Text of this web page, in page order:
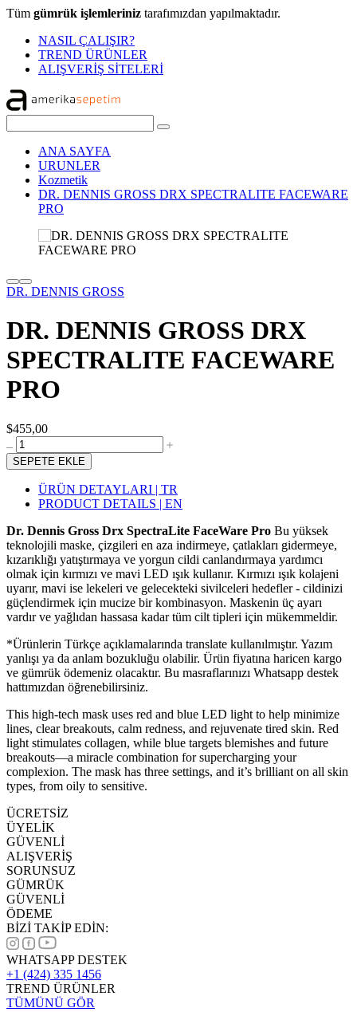
Tüm gümrük işlemleriniz tarafımızdan yapılmaktadır.
NASIL ÇALIŞIR?
TREND ÜRÜNLER
ALIŞVERİŞ SİTELERİ
ANA SAYFA
URUNLER
Kozmetik
DR. DENNIS GROSS DRX SPECTRALITE FACEWARE
PRO
DR. DENNIS GROSS
DR. DENNIS GROSS DRX
SPECTRALITE FACEWARE
PRO
$455,00
SEPETE EKLE
ÜRÜN DETAYLARI | TR
PRODUCT DETAILS | EN
Dr. Dennis Gross Drx SpectraLite FaceWare Pro Bu yüksek
teknolojili maske, çizgileri en aza indirmeye, çatlakları gidermeye,
kızarıklığı yatıştırmaya ve yorgun cildi canlandırmaya yardımcı
olmak için kırmızı ve mavi LED ışık kullanır. Kırmızı ışık kolajeni
uyarır, mavi ise lekeleri ve gelecekteki sivilceleri hedefler - cildinizi
güçlendirmek için mucize bir kombinasyon. Maskenin üç ayarı
vardır ve yağlıdan hassasa kadar tüm cilt tipleri için mükemmeldir.
*Ürünlerin Türkçe açıklamalarında translate kullanılmıştır. Yazım
yanlışı ya da anlam bozukluğu olabilir. Ürün fiyatına haricen kargo
ve gümrük ödemeniz olacaktır. Bu masraflarınızı Whatsapp destek
hattımızdan öğrenebilirsiniz.
This high-tech mask uses red and blue LED light to help minimize
lines, clear breakouts, calm redness, and rejuvenate tired skin. Red
light stimulates collagen, while blue targets blemishes and future
breakouts—a miracle combination for supercharging your
complexion. The mask has three settings, and it’s brilliant on all skin
types, from oily to sensitive.
ÜCRETSİZ
ÜYELİK
GÜVENLİ
ALIŞVERİŞ
SORUNSUZ
GÜMRÜK
GÜVENLİ
ÖDEME
BİZİ TAKİP EDİN:
WHATSAPP DESTEK
+1 (424) 335 1456
TREND ÜRÜNLER
TÜMÜNÜ GÖR